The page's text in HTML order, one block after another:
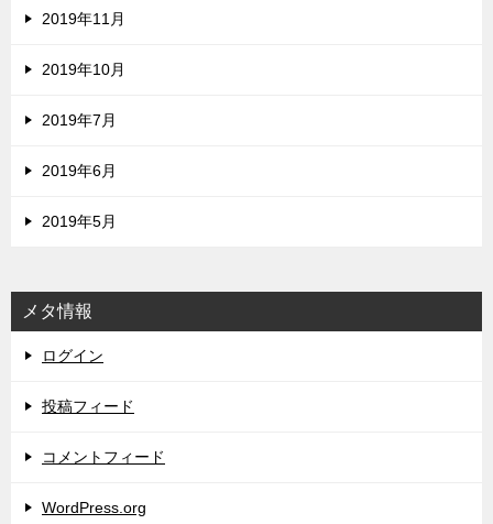
2019年11月
2019年10月
2019年7月
2019年6月
2019年5月
メタ情報
ログイン
投稿フィード
コメントフィード
WordPress.org